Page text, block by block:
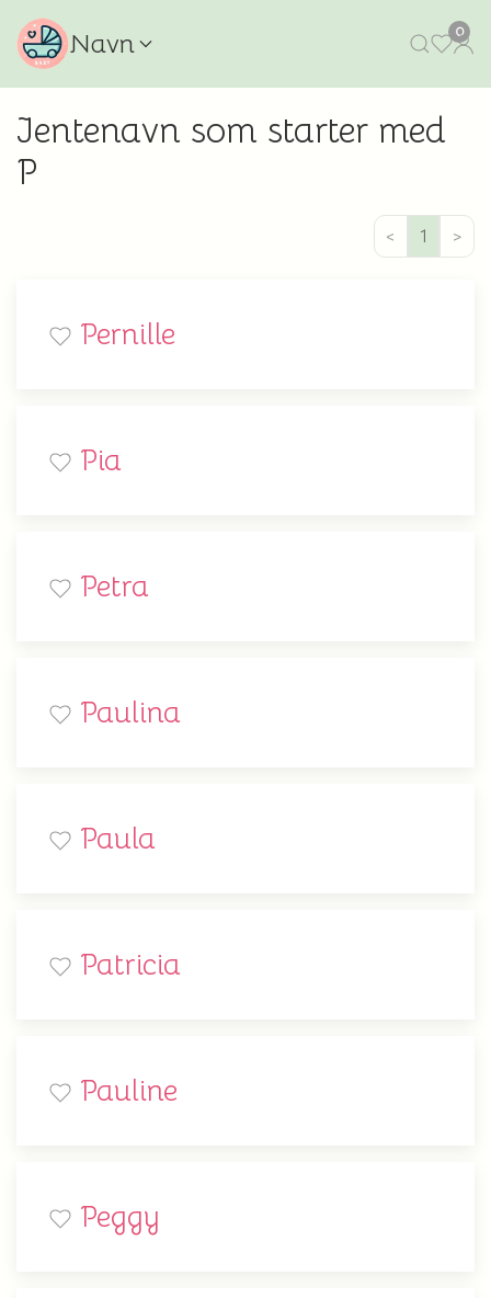
Navn 0
Jentenavn som starter med
P
< 1 >
Pernille
Pia
Petra
Paulina
Paula
Patricia
Pauline
Peggy